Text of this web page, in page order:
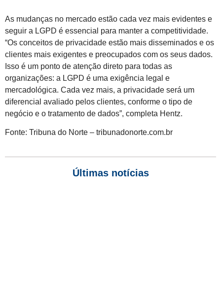
As mudanças no mercado estão cada vez mais evidentes e
seguir a LGPD é essencial para manter a competitividade.
“Os conceitos de privacidade estão mais disseminados e os
clientes mais exigentes e preocupados com os seus dados.
Isso é um ponto de atenção direto para todas as
organizações: a LGPD é uma exigência legal e
mercadológica. Cada vez mais, a privacidade será um
diferencial avaliado pelos clientes, conforme o tipo de
negócio e o tratamento de dados”, completa Hentz.
Fonte: Tribuna do Norte – tribunadonorte.com.br
Últimas notícias